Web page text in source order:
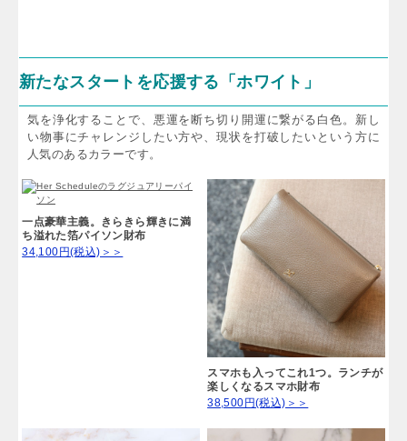
新たなスタートを応援する「ホワイト」
気を浄化することで、悪運を断ち切り開運に繋がる白色。新し
い物事にチャレンジしたい方や、現状を打破したいという方に
人気のあるカラーです。
一点豪華主義。きらきら輝きに満
ち溢れた箔パイソン財布
34,100円(税込)＞＞
スマホも入ってこれ1つ。ランチが
楽しくなるスマホ財布
38,500円(税込)＞＞